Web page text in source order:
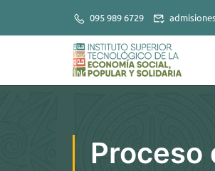
095 989 6729
Proceso